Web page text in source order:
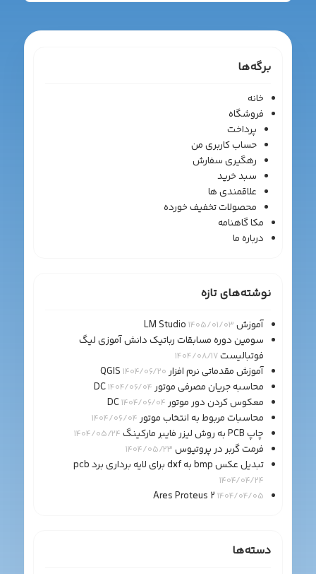
برگه‌ها
خانه
فروشگاه
پرداخت
حساب کاربری من
رهگیری سفارش
سبد خرید
علاقمندی ها
محصولات تخفیف خورده
مکا گاهنامه
درباره ما
نوشته‌های تازه
آموزش LM Studio 1405/01/03
سومین دوره مسابقات رباتیک دانش آموزی لیگ
فوتبالیست1404/08/17
آموزش مقدماتی نرم افزار QGIS1404/06/20
محاسبه جریان مصرفی موتور DC1404/06/04
معکوس کردن دور موتور DC1404/06/04
محاسبات مربوط به انتخاب موتور 1404/06/04
چاپ PCB به روش لیزر فایبر مارکینگ 1404/05/24
فرمت گربر در پروتیوس 1404/05/23
تبدیل عکس bmp به dxf برای لایه برداری برد pcb
1404/04/24
Ares Proteus 2 1404/04/05
دسته‌ها